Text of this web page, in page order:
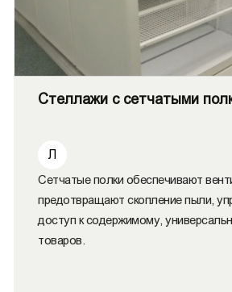
Стеллажи с сетчатыми
Л
Сетчатые полки обеспечивают
предотвращают скопление пыли,
доступ к содержимому,
товаров.